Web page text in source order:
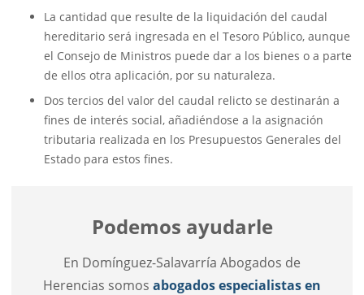
La cantidad que resulte de la liquidación del caudal
hereditario será ingresada en el Tesoro Público, aunque
el Consejo de Ministros puede dar a los bienes o a parte
de ellos otra aplicación, por su naturaleza.
Dos tercios del valor del caudal relicto se destinarán a
fines de interés social, añadiéndose a la asignación
tributaria realizada en los Presupuestos Generales del
Estado para estos fines.
Podemos ayudarle
En Domínguez-Salavarría Abogados de
Herencias somos abogados especialistas en